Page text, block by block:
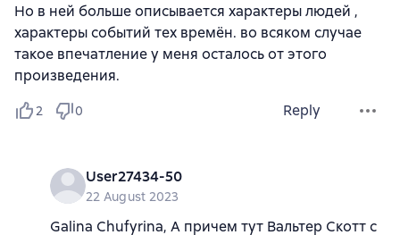
Но в ней больше описывается характеры людей ,
характеры событий тех времён. во всяком случае
такое впечатление у меня осталось от этого
произведения.
2 0 Reply
User27434-50
22 August 2023
Galina Chufyrina, А причем тут Вальтер Скотт с